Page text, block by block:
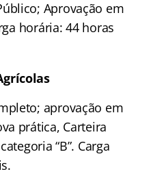
Aprovação em
horária: 44 horas
aprovação em
prática, Carteira
“B”. Carga